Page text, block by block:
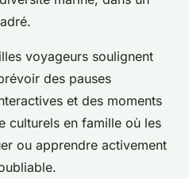
voyageurs soulignent
des pauses
et des moments
culturels en famille où les
ou apprendre activement